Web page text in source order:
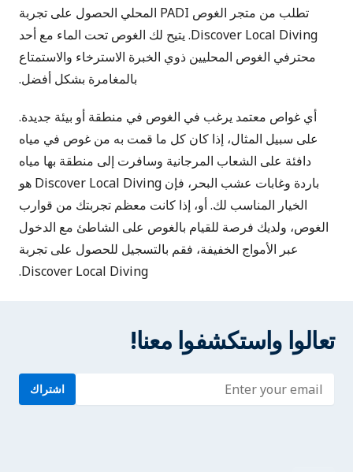
تطلب من متجر الغوص PADI المحلي الحصول على تجربة
Discover Local Diving. يتيح لك الغوص تحت الماء مع أحد
محترفي الغوص المحليين ذوي الخبرة الاسترخاء والاستمتاع
بالمغامرة بشكل أفضل.
أي غواص معتمد يرغب في الغوص في منطقة أو بيئة جديدة.
على سبيل المثال، إذا كان كل ما قمت به من غوص في مياه
دافئة على الشعاب المرجانية وسافرت إلى منطقة بها مياه
باردة وغابات عشب البحر، فإن Discover Local Diving هو
الخيار المناسب لك. أو، إذا كانت معظم تجربتك من قوارب
الغوص، ولديك فرصة للقيام بالغوص على الشاطئ مع الدخول
عبر الأمواج الخفيفة، فقم بالتسجيل للحصول على تجربة
Discover Local Diving.
تعالوا واستكشفوا معنا!
Enter address اشتراك